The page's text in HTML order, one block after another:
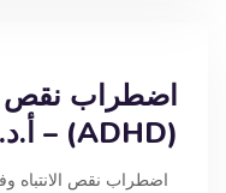
اضطراب نقص
(ADHD) – أ.د. جمال الخطيب